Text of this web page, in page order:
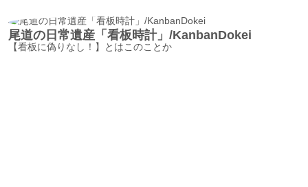
尾道の日常遺産「看板時計」/KanbanDokei
【看板に偽りなし！】とはこのことか